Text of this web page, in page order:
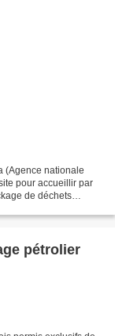
(Agence nationale
pour accueillir par
de déchets
pétrolier